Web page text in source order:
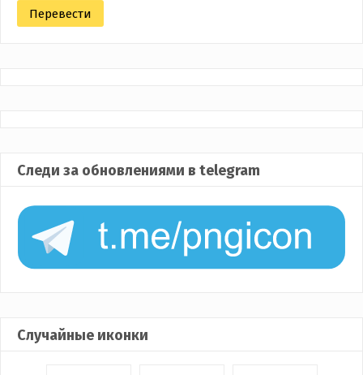
Следи за обновлениями в telegram
Случайные иконки